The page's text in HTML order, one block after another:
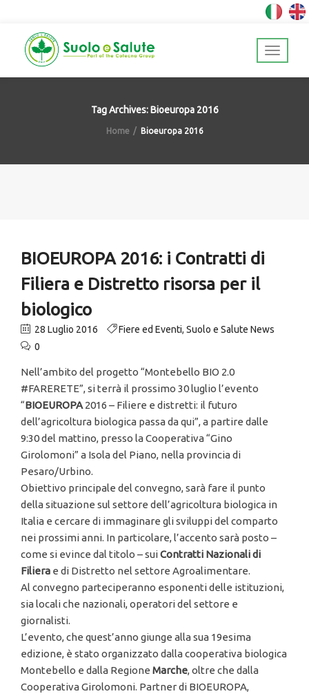
Tag Archives: Bioeuropa 2016
Home Bioeuropa 2016
BIOEUROPA 2016: i Contratti di
Filiera e Distretto risorsa per il
biologico
28 Luglio 2016 Fiere ed Eventi, Suolo e Salute News
0
Nell’ambito del progetto “Montebello BIO 2.0
#FARERETE”, si terrà il prossimo 30 luglio l’evento
“BIOEUROPA 2016 – Filiere e distretti: il futuro
dell’agricoltura biologica passa da qui”, a partire dalle
9:30 del mattino, presso la Cooperativa “Gino
Girolomoni” a Isola del Piano, nella provincia di
Pesaro/Urbino.
Obiettivo principale del convegno, sarà fare il punto
della situazione sul settore dell’agricoltura biologica in
Italia e cercare di immaginare gli sviluppi del comparto
nei prossimi anni. In particolare, l’accento sarà posto –
come si evince dal titolo – suiContratti Nazionali di
Filiera e di Distretto nel settore Agroalimentare.
Al convegno parteciperanno esponenti delle istituzioni,
sia locali che nazionali, operatori del settore e
giornalisti.
L’evento, che quest’anno giunge alla sua 19esima
edizione, è stato organizzato dalla cooperativa biologica
Montebello e dalla Regione Marche, oltre che dalla
Cooperativa Girolomoni. Partner di BIOEUROPA,